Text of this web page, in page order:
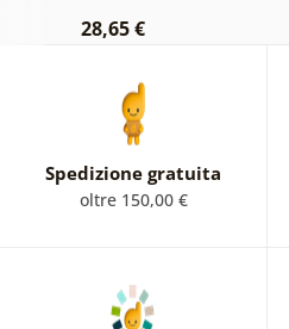
28,65 €
Spedizione gratuita
oltre 150,00 €